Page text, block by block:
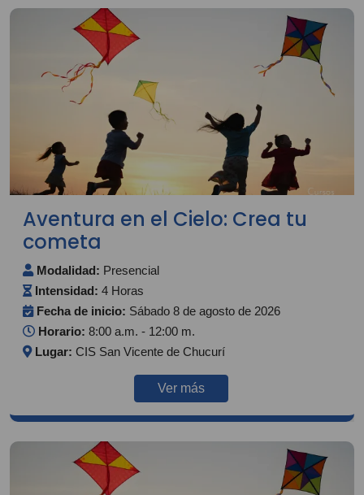
Aventura en el Cielo: Crea tu
cometa
Modalidad: Presencial
Intensidad: 4 Horas
Fecha de inicio: Sábado 8 de agosto de 2026
Horario: 8:00 a.m. - 12:00 m.
Lugar: CIS San Vicente de Chucurí
Ver más